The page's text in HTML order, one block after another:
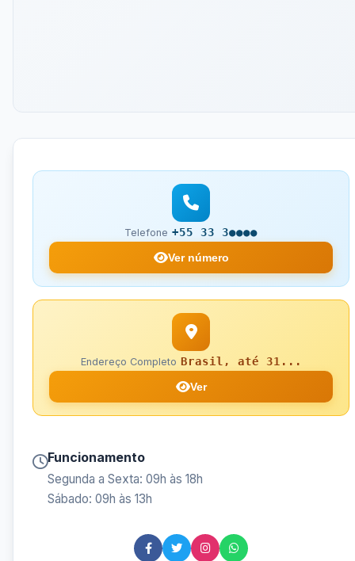
Telefone +55 33 3●●●●
Ver número
Endereço Completo Brasil, até 31...
Ver
Funcionamento
Segunda a Sexta: 09h às 18h
Sábado: 09h às 13h